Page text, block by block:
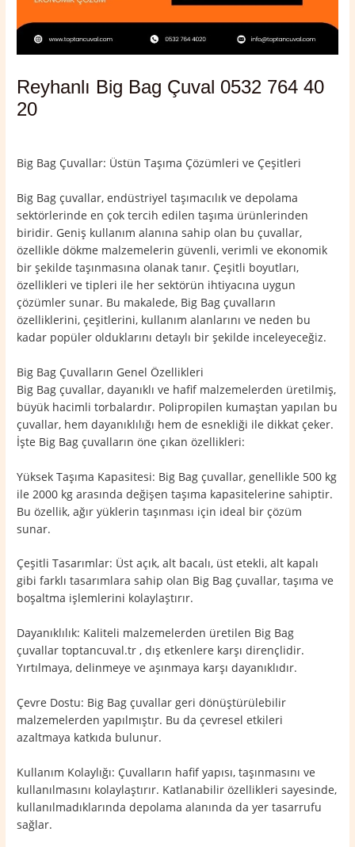
Reyhanlı Big Bag Çuval 0532 764 40
20
Big Bag Çuvallar: Üstün Taşıma Çözümleri ve Çeşitleri
Big Bag çuvallar, endüstriyel taşımacılık ve depolama
sektörlerinde en çok tercih edilen taşıma ürünlerinden
biridir. Geniş kullanım alanına sahip olan bu çuvallar,
özellikle dökme malzemelerin güvenli, verimli ve ekonomik
bir şekilde taşınmasına olanak tanır. Çeşitli boyutları,
özellikleri ve tipleri ile her sektörün ihtiyacına uygun
çözümler sunar. Bu makalede, Big Bag çuvalların
özelliklerini, çeşitlerini, kullanım alanlarını ve neden bu
kadar popüler olduklarını detaylı bir şekilde inceleyeceğiz.
Big Bag Çuvalların Genel Özellikleri
Big Bag çuvallar, dayanıklı ve hafif malzemelerden üretilmiş,
büyük hacimli torbalardır. Polipropilen kumaştan yapılan bu
çuvallar, hem dayanıklılığı hem de esnekliği ile dikkat çeker.
İşte Big Bag çuvalların öne çıkan özellikleri:
Yüksek Taşıma Kapasitesi: Big Bag çuvallar, genellikle 500 kg
ile 2000 kg arasında değişen taşıma kapasitelerine sahiptir.
Bu özellik, ağır yüklerin taşınması için ideal bir çözüm
sunar.
Çeşitli Tasarımlar: Üst açık, alt bacalı, üst etekli, alt kapalı
gibi farklı tasarımlara sahip olan Big Bag çuvallar, taşıma ve
boşaltma işlemlerini kolaylaştırır.
Dayanıklılık: Kaliteli malzemelerden üretilen Big Bag
çuvallar toptancuval.tr , dış etkenlere karşı dirençlidir.
Yırtılmaya, delinmeye ve aşınmaya karşı dayanıklıdır.
Çevre Dostu: Big Bag çuvallar geri dönüştürülebilir
malzemelerden yapılmıştır. Bu da çevresel etkileri
azaltmaya katkıda bulunur.
Kullanım Kolaylığı: Çuvalların hafif yapısı, taşınmasını ve
kullanılmasını kolaylaştırır. Katlanabilir özellikleri sayesinde,
kullanılmadıklarında depolama alanında da yer tasarrufu
sağlar.